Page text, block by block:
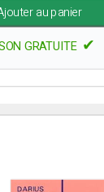
au panier
GRATUITE ✔